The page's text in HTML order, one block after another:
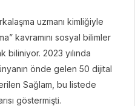
uzmanı kimliğiyle
kavramını sosyal bilimler
biliniyor. 2023 yılında
önde gelen 50 dijital
Sağlam, bu listede
göstermişti.